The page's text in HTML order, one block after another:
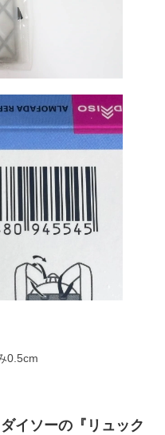
0.5cm
イソーの『リュック